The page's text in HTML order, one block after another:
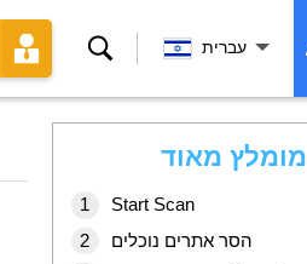
לחפש עברית
מומלץ מאוד
Start Scan
הסר אתרים נוכלים